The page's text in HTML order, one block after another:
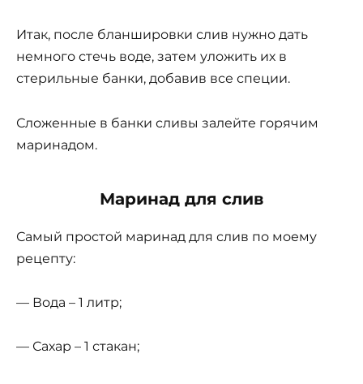
Итак, после бланшировки слив нужно дать
немного стечь воде, затем уложить их в
стерильные банки, добавив все специи.
Сложенные в банки сливы залейте горячим
маринадом.
Маринад для слив
Самый простой маринад для слив по моему
рецепту:
— Вода – 1 литр;
— Сахар – 1 стакан;